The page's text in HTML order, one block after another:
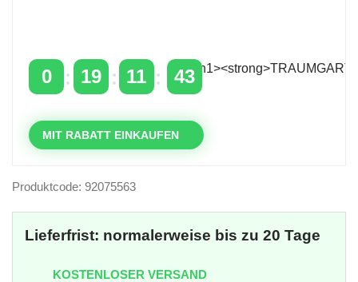
0 19 11 42
MIT RABATT EINKAUFEN
Produktcode: 92075563
Lieferfrist: normalerweise bis zu 20 Tage
KOSTENLOSER VERSAND